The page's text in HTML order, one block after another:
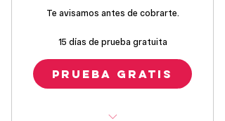
Te avisamos antes de cobrarte.
15 días de prueba gratuita
Prueba Gratis